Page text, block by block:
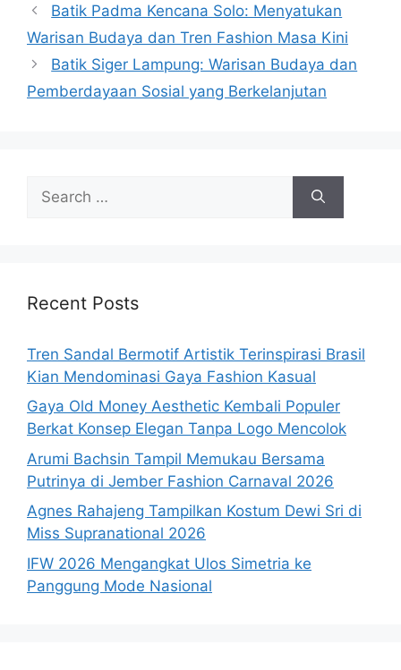
Batik Padma Kencana Solo: Menyatukan
Warisan Budaya dan Tren Fashion Masa Kini
Batik Siger Lampung: Warisan Budaya dan
Pemberdayaan Sosial yang Berkelanjutan
for:
Recent Posts
Tren Sandal Bermotif Artistik Terinspirasi Brasil
Kian Mendominasi Gaya Fashion Kasual
Gaya Old Money Aesthetic Kembali Populer
Berkat Konsep Elegan Tanpa Logo Mencolok
Arumi Bachsin Tampil Memukau Bersama
Putrinya di Jember Fashion Carnaval 2026
Agnes Rahajeng Tampilkan Kostum Dewi Sri di
Miss Supranational 2026
IFW 2026 Mengangkat Ulos Simetria ke
Panggung Mode Nasional